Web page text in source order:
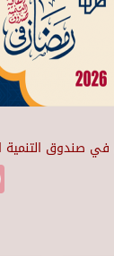
صندوق التنمية